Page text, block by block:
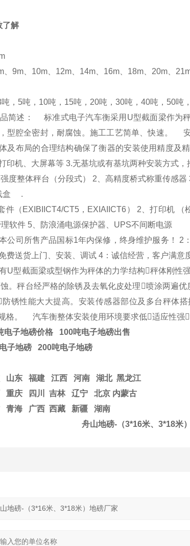
了解
、 9m、 10m、 12m、 14m、 16m、 18m、 20m、
吨， 5吨， 10吨， 15吨， 20吨， 30吨， 40吨， 50吨，
简述： 标准式电子汽车衡采用 U型截面梁作为
型腔全密封，耐腐蚀。施工工艺简单、快速。
及布局的合理结构确保了衡器的安装使用精度及精
印机、大屏幕等3.无基坑或有基坑两种安装方式，
强度整体秤台 （分段式） 2 、高精度桥式称重传感器
盒 .
件（EXIBIICT4/CT5， EXIAIICT6） 2 、打印机（
软件5、防浪涌电源保护器、 UPS不间断电源
本公司所售产品国标1年内保修，终身维护服务！ 2
费送货上门、安装、调试4：诚信经营，客户满意
U型截面梁或型钢作为秤体的力学结构秤体刚性
。秤台经严格的除锈及去氧化皮处理喷涂两遍
锈性能大大提高。安装传感器部位及多台秤体
格。
汽车衡整体安装使用环境要求低适应性强
电子地磅价格 100吨电子地磅出售
子地磅 200吨电子地磅
山东 福建 江西 河南 湖北 黑龙江
庆 四川 吉林 辽宁 北京 内蒙古
青海 广西 西藏 新疆 湖南
舟山地磅-（3*16米、3*18米